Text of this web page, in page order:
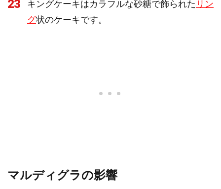
23 キングケーキはカラフルな砂糖で飾られた リン
グ状のケーキです。
マルディグラの影響